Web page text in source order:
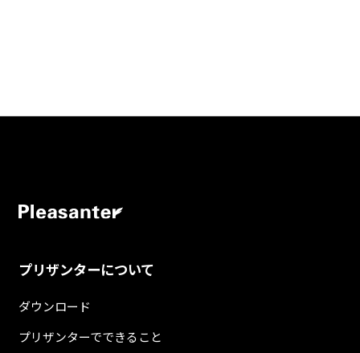
プリザンターについて
ダウンロード
プリザンターでできること